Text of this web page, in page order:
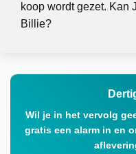
koop wordt gezet. Kan
Billie?
Wil je in het vervolg
gratis een alarm in en